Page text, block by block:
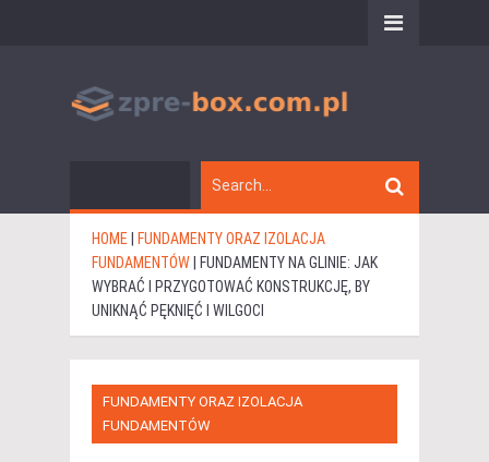
HOME
FUNDAMENTY ORAZ IZOLACJA
FUNDAMENTÓW
FUNDAMENTY NA GLINIE: JAK
WYBRAĆ I PRZYGOTOWAĆ KONSTRUKCJĘ, BY
UNIKNĄĆ PĘKNIĘĆ I WILGOCI
FUNDAMENTY ORAZ IZOLACJA
FUNDAMENTÓW